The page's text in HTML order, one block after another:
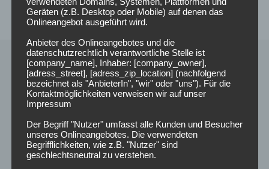
Geräten (z.B. Desktop oder Mobile) auf denen das
Onlineangebot ausgeführt wird.
Anbieter des Onlineangebotes und die
datenschutzrechtlich verantwortliche Stelle ist
[company_name], Inhaber: [company_owner],
[adress_street], [adress_zip_location] (nachfolgend
bezeichnet als "AnbieterIn", "wir" oder "uns"). Für die
Kontaktmöglichkeiten verweisen wir auf unser
Impressum
Der Begriff "Nutzer" umfasst alle Kunden und Besucher
unseres Onlineangebotes. Die verwendeten
Begrifflichkeiten, wie z.B. "Nutzer" sind
geschlechtsneutral zu verstehen.